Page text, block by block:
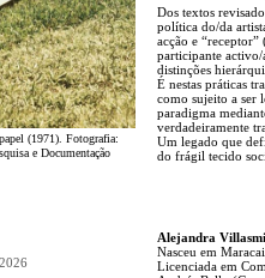
(1971). Fotografia:
e Documentação
Dos textos
política do/da
acção e “receptor”
participante activo/
distinções
É nestas práticas
como sujeito a ser
paradigma
verdadeiramente
Um legado que
do frágil tecido
Alejandra
Nasceu em
Licenciada em